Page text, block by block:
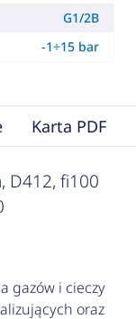
G1/2B
-1÷15 bar
Karta PDF
D412, fi100
gazów i cieczy
oraz